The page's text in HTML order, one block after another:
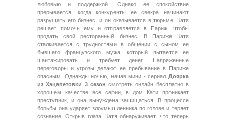
любовью и поддержкой. Однако ее спокойствие
прерывается, когда конкуренты ее свекра начинают
разрушать его бизнес, и он оказывается в тюрьме. Катя
решает помочь ему и отправляется в Париж, чтобы
продать свой ресторанный бизнес. В Париже Катя
сталкивается с трудностями в общении с сыном ее
бывшего французского мужа, который пытается ее
шантажировать и требует денег. Напряженные
переговоры и угрозы делают ее пребывание в Париже
опасным. Однажды ночью, начав мини - сериал Доярка
из Хацапетовки 3 сезон смотреть онлайн бесплатно в
хорошем качестве все серии, в дом Кати проникает
преступник, и она вынуждена защищаться. В процессе
борьбы она ударяет злоумышленника по голове и теряет
сознание. Открыв глаза, Катя обнаруживает, что теперь